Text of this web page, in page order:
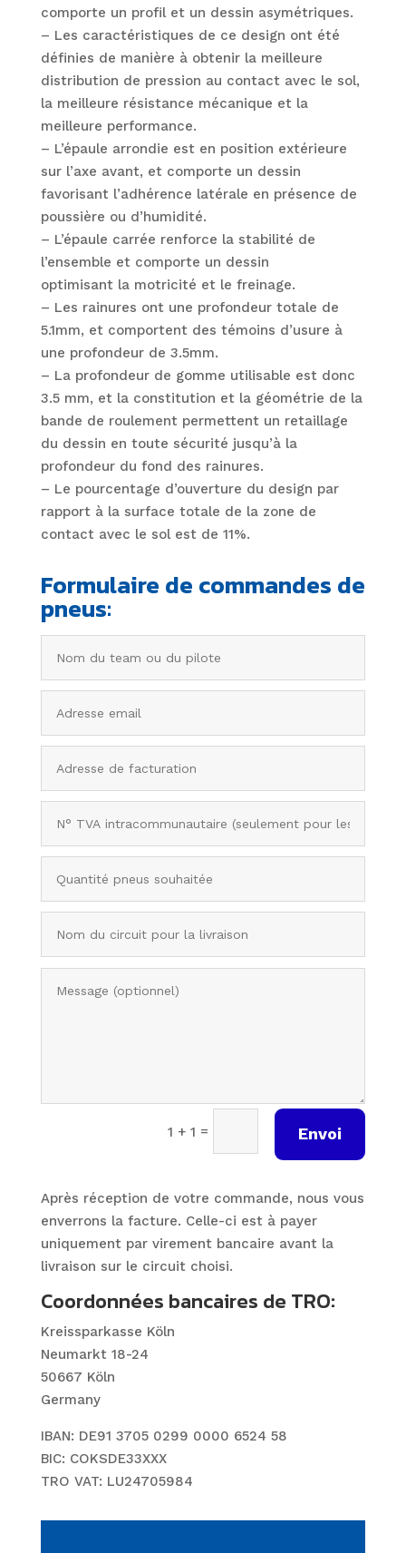
comporte un profil et un dessin asymétriques.
– Les caractéristiques de ce design ont été
définies de manière à obtenir la meilleure
distribution de pression au contact avec le sol,
la meilleure résistance mécanique et la
meilleure performance.
– L’épaule arrondie est en position extérieure
sur l’axe avant, et comporte un dessin
favorisant l’adhérence latérale en présence de
poussière ou d’humidité.
– L’épaule carrée renforce la stabilité de
l’ensemble et comporte un dessin
optimisant la motricité et le freinage.
– Les rainures ont une profondeur totale de
5.1mm, et comportent des témoins d’usure à
une profondeur de 3.5mm.
– La profondeur de gomme utilisable est donc
3.5 mm, et la constitution et la géométrie de la
bande de roulement permettent un retaillage
du dessin en toute sécurité jusqu’à la
profondeur du fond des rainures.
– Le pourcentage d’ouverture du design par
rapport à la surface totale de la zone de
contact avec le sol est de 11%.
Formulaire de commandes de
pneus:
1 + 1 = Envoi
Après réception de votre commande, nous vous
enverrons la facture. Celle-ci est à payer
uniquement par virement bancaire avant la
livraison sur le circuit choisi.
Coordonnées bancaires de TRO:
Kreissparkasse Köln
Neumarkt 18-24
50667 Köln
Germany
IBAN: DE91 3705 0299 0000 6524 58
BIC: COKSDE33XXX
TRO VAT: LU24705984